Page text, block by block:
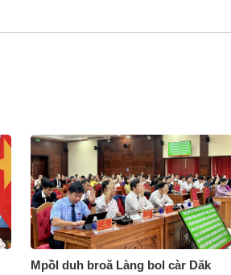
Mpồl duh broă Làng bol càr Dăk